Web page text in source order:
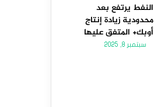
النفط يرتفع بعد
محدودية زيادة إنتاج
أوبك+ المتفق عليها
سبتمبر 8, 2025